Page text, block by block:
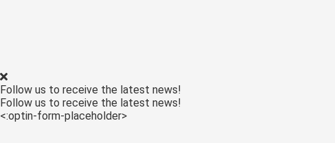
Follow us to receive the latest news!
Follow us to receive the latest news!
<:optin-form-placeholder>